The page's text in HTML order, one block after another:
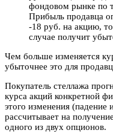
фондовом рынке по
Прибыль продавца
-18 руб. на акцию,
случае получит
Чем больше изменяется
убыточнее это для
Покупатель стеллажа
курса акций конкретной
этого изменения
рассчитывает на
одного из двух опционов.